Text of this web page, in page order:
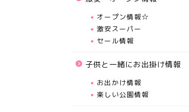
オープン情報☆
激安スーパー
セール情報
子供と一緒にお出掛け情報
お出かけ情報
楽しい公園情報